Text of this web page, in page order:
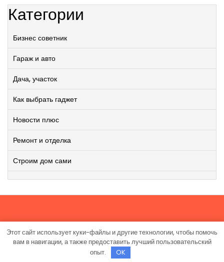
Категории
Бизнес советник
Гараж и авто
Дача, участок
Как выбрать гаджет
Новости плюс
Ремонт и отделка
Строим дом сами
Работает на WordPress|Viral News WordPress Theme
TheMagnifico.
Этот сайт использует куки-файлы и другие технологии, чтобы помочь
вам в навигации, а также предоставить лучший пользовательский
опыт.
OK